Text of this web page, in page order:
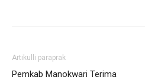
Artikulli paraprak
Pemkab Manokwari Terima